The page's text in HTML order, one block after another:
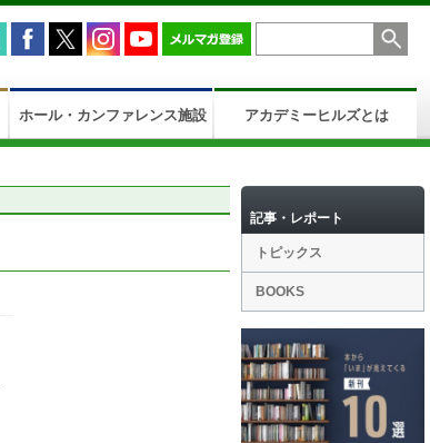
ホール・カンファレンス施設 アカデミーヒルズとは
記事・レポート
トピックス
BOOKS